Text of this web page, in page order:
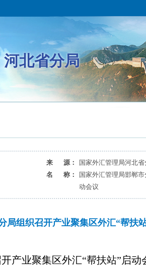
河北省分局
来 源：
国家外汇管理局河北省
名 称：
国家外汇管理局邯郸
动会议
局组织召开产业聚集区外汇“帮扶
产业聚集区外汇“帮扶站”启动